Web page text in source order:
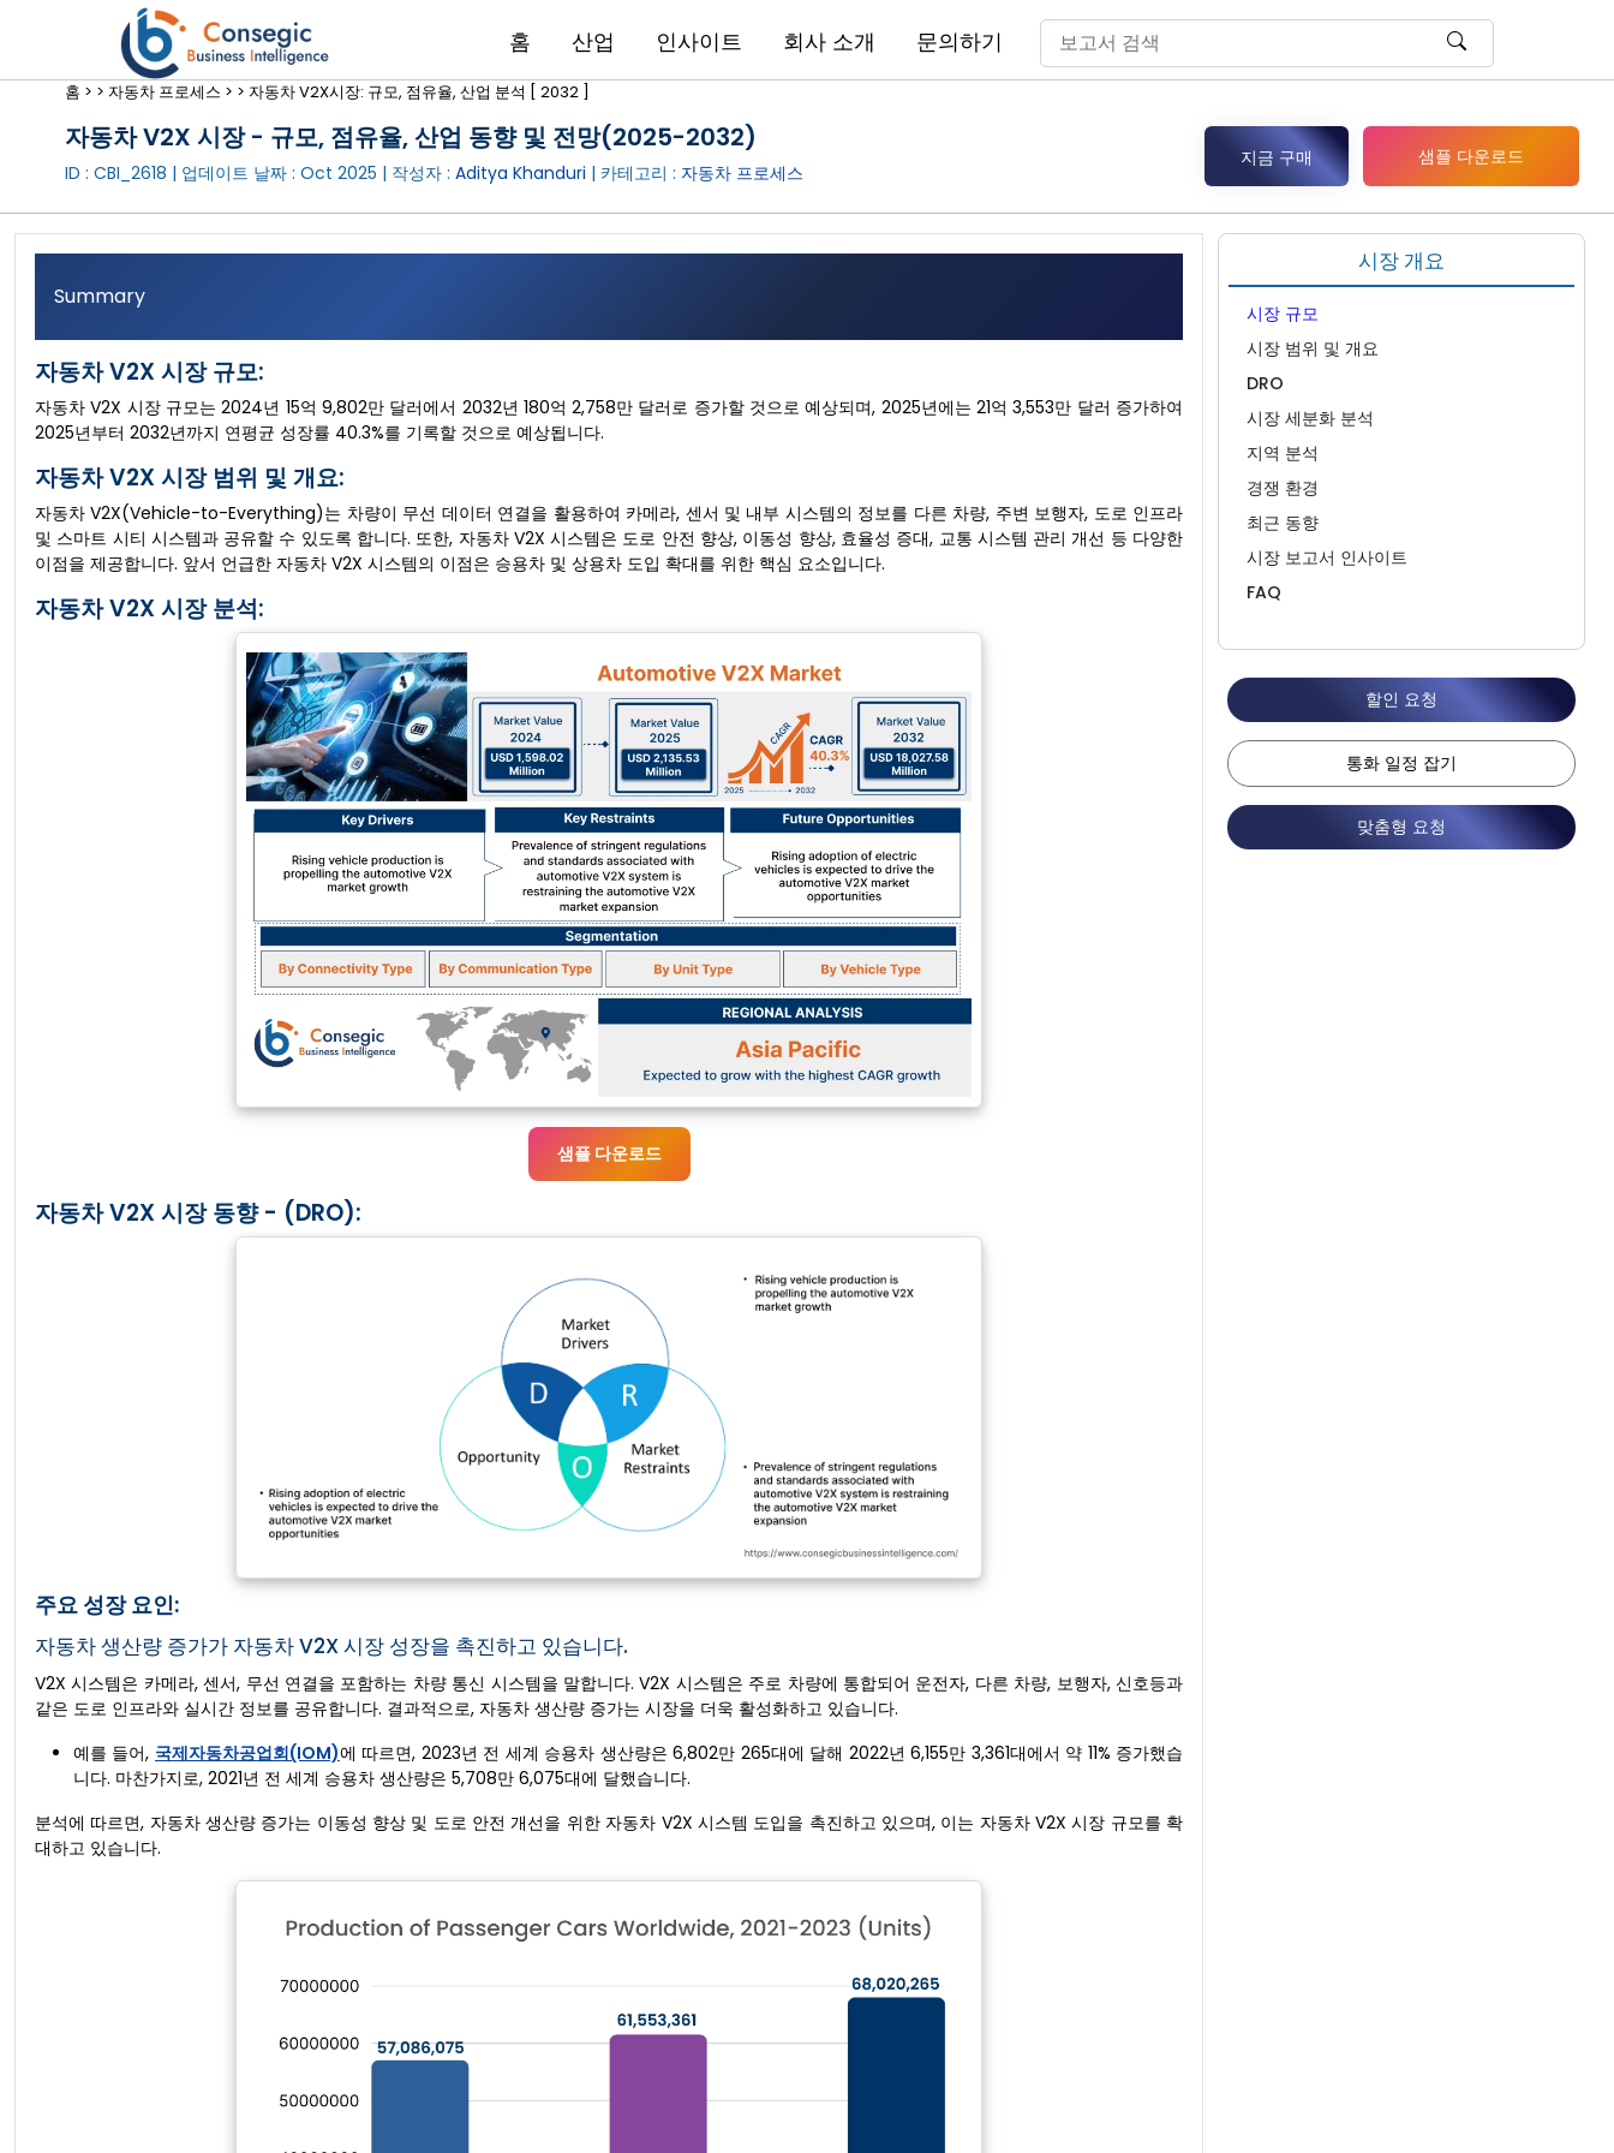
홈 산업 인사이트 회사 소개 문의하기
홈 > > 자동차 프로세스 > > 자동차 V2X시장: 규모, 점유율, 산업 분석 [ 2032 ]
자동차 V2X 시장 - 규모, 점유율, 산업 동향 및 전망(2025-2032)
ID : CBI_2618 | 업데이트 날짜 : Oct 2025 | 작성자 : Aditya Khanduri | 카테고리 : 자동차 프로세스
지금 구매 샘플 다운로드
Summary
자동차 V2X 시장 규모:
자동차 V2X 시장 규모는 2024년 15억 9,802만 달러에서 2032년 180억 2,758만 달러로 증가할 것으로 예상되며, 2025년에는 21억 3,553만 달러 증가하여
2025년부터 2032년까지 연평균 성장률 40.3%를 기록할 것으로 예상됩니다.
자동차 V2X 시장 범위 및 개요:
자동차 V2X(Vehicle-to-Everything)는 차량이 무선 데이터 연결을 활용하여 카메라, 센서 및 내부 시스템의 정보를 다른 차량, 주변 보행자, 도로 인프라
및 스마트 시티 시스템과 공유할 수 있도록 합니다. 또한, 자동차 V2X 시스템은 도로 안전 향상, 이동성 향상, 효율성 증대, 교통 시스템 관리 개선 등 다양한
이점을 제공합니다. 앞서 언급한 자동차 V2X 시스템의 이점은 승용차 및 상용차 도입 확대를 위한 핵심 요소입니다.
자동차 V2X 시장 분석:
샘플 다운로드
자동차 V2X 시장 동향 - (DRO):
주요 성장 요인:
자동차 생산량 증가가 자동차 V2X 시장 성장을 촉진하고 있습니다.
V2X 시스템은 카메라, 센서, 무선 연결을 포함하는 차량 통신 시스템을 말합니다. V2X 시스템은 주로 차량에 통합되어 운전자, 다른 차량, 보행자, 신호등과
같은 도로 인프라와 실시간 정보를 공유합니다. 결과적으로, 자동차 생산량 증가는 시장을 더욱 활성화하고 있습니다.
예를 들어, 국제자동차공업회(IOM)에 따르면, 2023년 전 세계 승용차 생산량은 6,802만 265대에 달해 2022년 6,155만 3,361대에서 약 11% 증가했습
니다. 마찬가지로, 2021년 전 세계 승용차 생산량은 5,708만 6,075대에 달했습니다.
분석에 따르면, 자동차 생산량 증가는 이동성 향상 및 도로 안전 개선을 위한 자동차 V2X 시스템 도입을 촉진하고 있으며, 이는 자동차 V2X 시장 규모를 확
대하고 있습니다.
시장 개요
시장 규모
시장 범위 및 개요
DRO
시장 세분화 분석
지역 분석
경쟁 환경
최근 동향
시장 보고서 인사이트
FAQ
할인 요청
통화 일정 잡기
맞춤형 요청